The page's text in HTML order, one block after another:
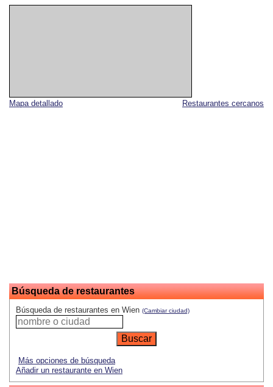
Restaurantes cercanos
Mapa detallado
Búsqueda de restaurantes
Búsqueda de restaurantes en Wien (Cambiar ciudad)
Más opciones de búsqueda
Añadir un restaurante en Wien